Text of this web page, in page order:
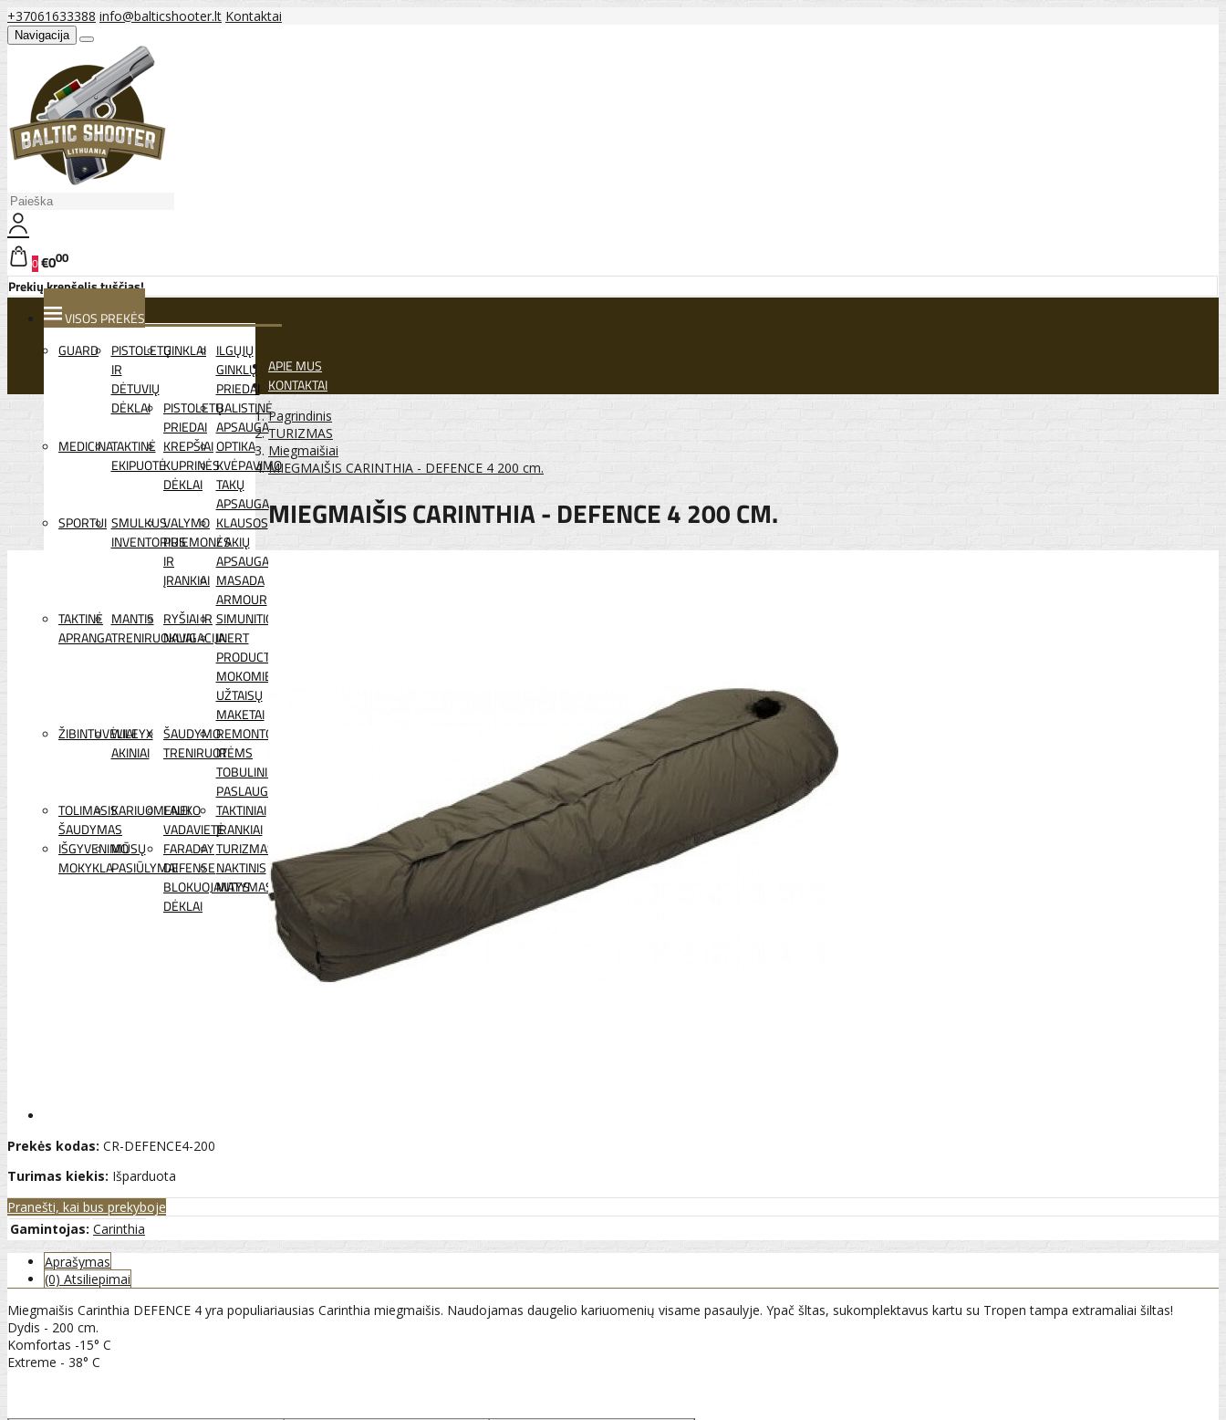
+37061633388 info@balticshooter.lt Kontaktai
Navigacija
0€000
Prekių krepšelis tuščias!
VISOS PREKĖS
GUARD
PISTOLETŲ
IR
DĖTUVIŲ
DĖKLAI
GINKLAI ILGŲJŲ
GINKLŲ
PRIEDAI
PISTOLETŲ
PRIEDAI
BALISTINĖ
APSAUGA
MEDICINATAKTINĖ
EKIPUOTĖ
KREPŠIAI
KUPRINĖS
DĖKLAI
OPTIKA
KVĖPAVIMO
TAKŲ
APSAUGA
SPORTUI SMULKUS
INVENTORIUS
VALYMO
PRIEMONĖS
IR
ĮRANKIAI
KLAUSOS
/ AKIŲ
APSAUGA
MASADA
ARMOUR
TAKTINĖ
APRANGA
MANTIS
TRENIRUOKLIAI
RYŠIAI IR
NAVIGACIJA
SIMUNITION
INERT
PRODUCTS
MOKOMIEJI
UŽTAISŲ
MAKETAI
ŽIBINTUVĖLIAI
WILEYX
AKINIAI
ŠAUDYMO
TRENIRUOTĖMS
REMONTO
IR
TOBULINIMO
PASLAUGOS
TOLIMASIS
ŠAUDYMAS
KARIUOMENEI
LAUKO
VADAVIETĖ
TAKTINIAI
ĮRANKIAI
IŠGYVENIMO
MOKYKLA
MŪSŲ
PASIŪLYMAI
FARADAY
DEFENSE
BLOKUOJANTYS
DĖKLAI
TURIZMAS
NAKTINIS
MATYMAS
APIE MUS
KONTAKTAI
Pagrindinis
TURIZMAS
Miegmaišiai
MIEGMAIŠIS CARINTHIA - DEFENCE 4 200 cm.
MIEGMAIŠIS CARINTHIA - DEFENCE 4 200 CM.
Prekės kodas: CR-DEFENCE4-200
Turimas kiekis: Išparduota
Pranešti, kai bus prekyboje
Gamintojas: Carinthia
Aprašymas
(0) Atsiliepimai
Miegmaišis Carinthia DEFENCE 4 yra populiariausias Carinthia miegmaišis. Naudojamas daugelio kariuomenių visame pasaulyje. Ypač šltas, sukomplektavus kartu su Tropen tampa extramaliai šiltas!
Dydis - 200 cm.
Komfortas -15° C
Extreme - 38° C